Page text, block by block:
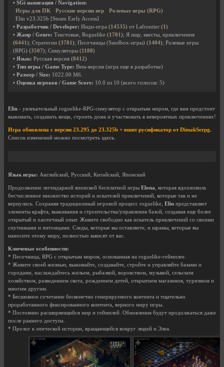
• SGi навигация / Navigation:
Игры для ПК
Русские версии игр
Ролевые игры (RPG)
Elin v23.325b [Steam Early Access]
• Разработчик / Developer: Инди-игра (14535) от Lafrontier (1)
• Жанр / Genre: Текстовые, Roguelike (1701); Я ищу, квесты, приключения
(6441); Стратегии (3781); Песочницы (Sandbox-игры) (1404); Ролевые игры
(RPG) (3507); Симуляторы (1188)
• Язык: Русская версия (8412)
• Тип игры / Game Type: Beta-версия (игра еще в разработке)
• Размер / Size: 1022.00 Мб.
• Оценка игроков / Game Score: 10.0 из 10 (всего голосов: 5)
Elin - увлекательный roguelike-RPG-симулятор с открытым миром, где вам предстоит
выживать, создавать вещи, строить дома и участвовать в невероятных приключениях!
Игра обновлена с версии 23.295 до 23.325b + вшит русификатор от DimakSerpg.
Список изменений можно посмотреть здесь.
Язык игры: Английский, Русский, Китайский, Японский
Продолжение легендарной японской бесплатной игры Elona, ​​которая вдохновила
бесчисленное множество историй и искателей приключений, которые так и не
вернулись. Сохраняя традиционный игровой процесс roguelike, Elin представляет
элементы крафта, выживания и строительства/управления базой, создавая еще более
открытый и хаотичный опыт. Живите свободно как искатель приключений со своими
спутниками и питомцами. Следы, которые вы оставляете, и шрамы, которые вы
наносите этому миру, полностью зависят от вас.
Ключевые особенности:
* Песочница, RPG с открытым миром, основанная на roguelike-геймплее.
* Живите своей жизнью, выживайте, создавайте, стройте и управляйте базами и
городами, наслаждайтесь жильем, рыбалкой, воровством, музыкой, сельским
хозяйством, разведением скота, рождением детей, открытием магазинов, туризмом и
многим другим.
* Бесшовное сочетание бесконечно генерируемого контента и тщательно
проработанного фиксированного контента, верного миру игры.
* Постоянно расширяющийся мир и геймплей. Обновления будут продолжаться даже
после раннего доступа.
* Пролог к эпической истории, вращающейся вокруг людей и Элеа.